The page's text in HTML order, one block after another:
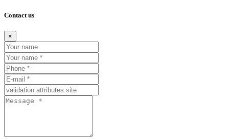
Contact us
×